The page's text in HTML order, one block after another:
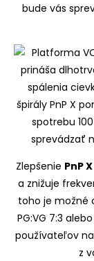
bude vás
Zlepšenie PnP X
a znižuje
toho je možné
PG:VG 7:3
používateľov
z